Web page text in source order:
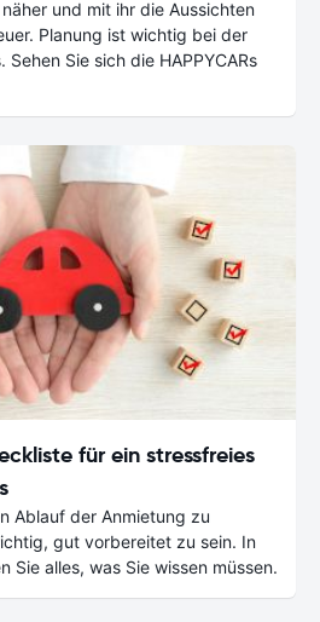
und mit ihr die Aussichten
Planung ist wichtig bei der
Sie sich die HAPPYCARs
für ein stressfreies
Ablauf der Anmietung zu
gut vorbereitet zu sein. In
Sie alles, was Sie wissen müssen.